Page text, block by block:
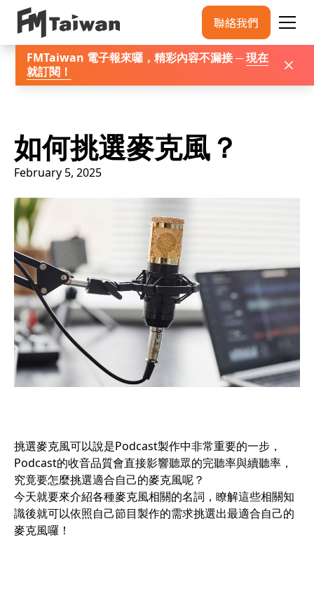
聯絡我們
FMTaiwan 電子報來囉，精彩內容不漏接 ─現在
就訂閱 ！
如何挑選麥克風？
February 5, 2025
挑選麥克風可以說是Podcast製作中非常重要的一步，
Podcast的收音品質會直接影響聽眾的完聽率與續聽率，
究竟要怎麼挑選適合自己的麥克風呢？
今天就要來介紹各種麥克風相關的名詞，瞭解這些相關知
識後就可以依照自己節目製作的需求挑選出最適合自己的
麥克風囉！